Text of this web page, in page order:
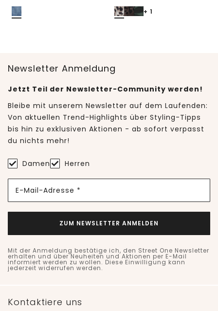
+ 1
Newsletter Anmeldung
Jetzt Teil der Newsletter-Community werden!
Bleibe mit unserem Newsletter auf dem Laufenden:
Von aktuellen Trend-Highlights über Styling-Tipps
bis hin zu exklusiven Aktionen - ab sofort verpasst
du nichts mehr!
Damen Herren
E-Mail-Adresse *
ZUM NEWSLETTER ANMELDEN
Mit der Anmeldung bestätige ich, den Street One Newsletter
erhalten und über Neuheiten und Aktionen per E-Mail
informiert werden zu wollen. Diese Einwilligung kann
jederzeit widerrufen werden.
Kontaktiere uns